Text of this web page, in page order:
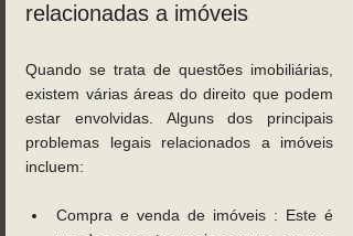
relacionadas a imóveis
Quando se trata de questões imobiliárias,
existem várias áreas do direito que podem
estar envolvidas. Alguns dos principais
problemas legais relacionados a imóveis
incluem:
Compra e venda de imóveis : Este é